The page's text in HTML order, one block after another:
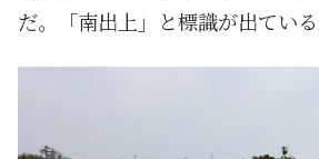
だ。「南出上」と標識が出ている